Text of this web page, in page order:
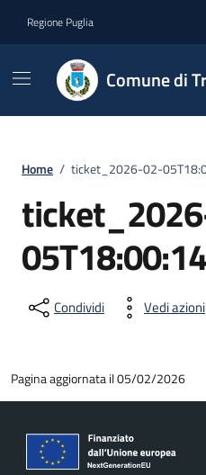
Regione Puglia
Comune di
Home / ticket_2026-02-
Condividi Vedi azioni
Pagina aggiornata il 05/02/2026